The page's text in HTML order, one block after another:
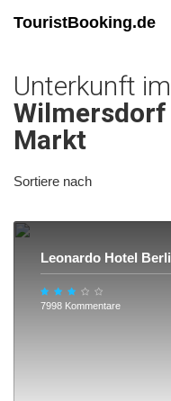
TouristBooking.de
Unterkunft im
Wilmersdorf
Markt
Sortiere nach
Leonardo Hotel
7998 Kommentare